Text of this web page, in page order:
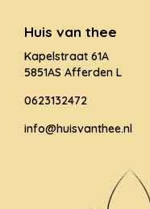
Huis van thee
Kapelstraat 61A
5851AS Afferden L
0623132472
info@huisvanthee.nl